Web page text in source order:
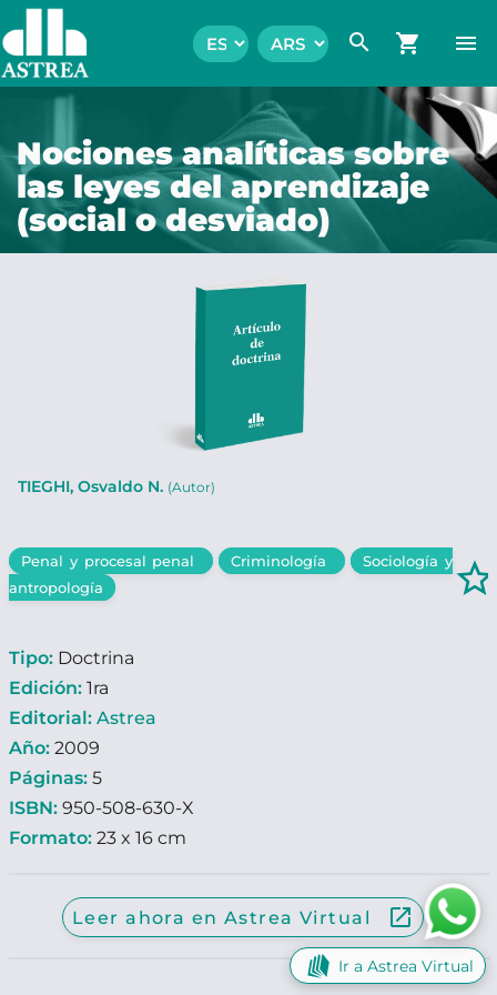
search shopping_cart menu
Nociones analíticas sobre
las leyes del aprendizaje
(social o desviado)
TIEGHI, Osvaldo N. (Autor)
Penal y procesal penal Criminología
Sociología y
antropología
star_border
Tipo: Doctrina
Edición: 1ra
Editorial: Astrea
Año: 2009
Páginas: 5
ISBN: 950-508-630-X
Formato: 23 x 16 cm
Leer ahora en Astrea Virtual launch
Ir a Astrea Virtual